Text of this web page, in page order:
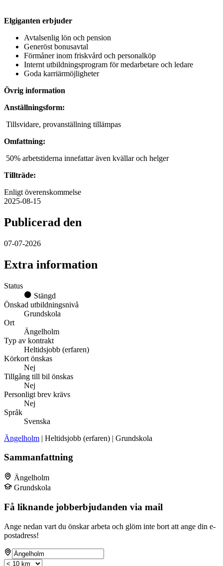
Elgiganten erbjuder
Avtalsenlig lön och pension
Generöst bonusavtal
Förmåner inom friskvård och personalköp
Internt utbildningsprogram för medarbetare och ledare
Goda karriärmöjligheter
Övrig information
Anställningsform:
Tillsvidare, provanställning tillämpas
Omfattning:
50% arbetstiderna innefattar även kvällar och helger
Tillträde:
Enligt överenskommelse
2025-08-15
Publicerad den
07-07-2026
Extra information
Status
Stängd
Önskad utbildningsnivå
Grundskola
Ort
Ängelholm
Typ av kontrakt
Heltidsjobb (erfaren)
Körkort önskas
Nej
Tillgång till bil önskas
Nej
Personligt brev krävs
Nej
Språk
Svenska
Ängelholm | Heltidsjobb (erfaren) | Grundskola
Sammanfattning
Ängelholm
Grundskola
Få liknande jobberbjudanden via mail
Ange nedan vart du önskar arbeta och glöm inte bort att ange din e-
postadress!